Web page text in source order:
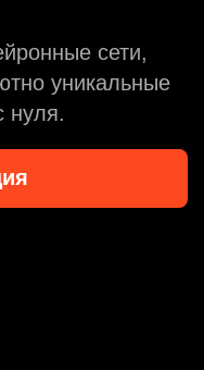
сети,
уникальные
нуля.